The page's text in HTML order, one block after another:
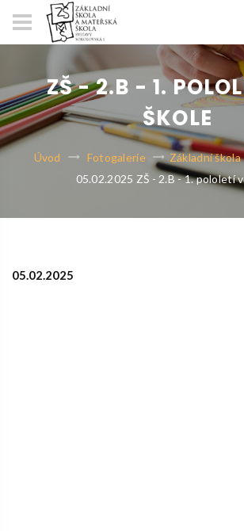
ZŠ - 2.B - 1.
ŠKOLE
Úvod Fotogalerie Základní škola
05.02.2025 ZŠ - 2.B - 1. pololetí
05.02.2025